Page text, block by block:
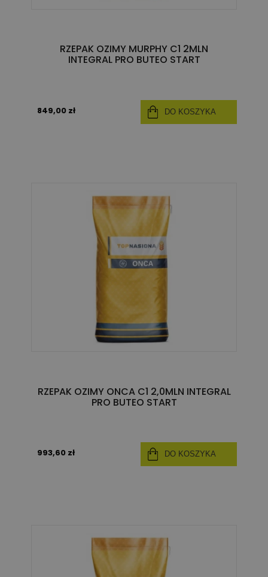
RZEPAK OZIMY MURPHY C1 2MLN
INTEGRAL PRO BUTEO START
849,00 zł DO KOSZYKA
RZEPAK OZIMY ONCA C1 2,0MLN INTEGRAL
PRO BUTEO START
993,60 zł DO KOSZYKA